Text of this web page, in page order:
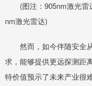
(图注：905nm激光
nm激光雷达)
然而，如今伴随安全
求，能够提供更远探测距
特价值预示了未来产业很